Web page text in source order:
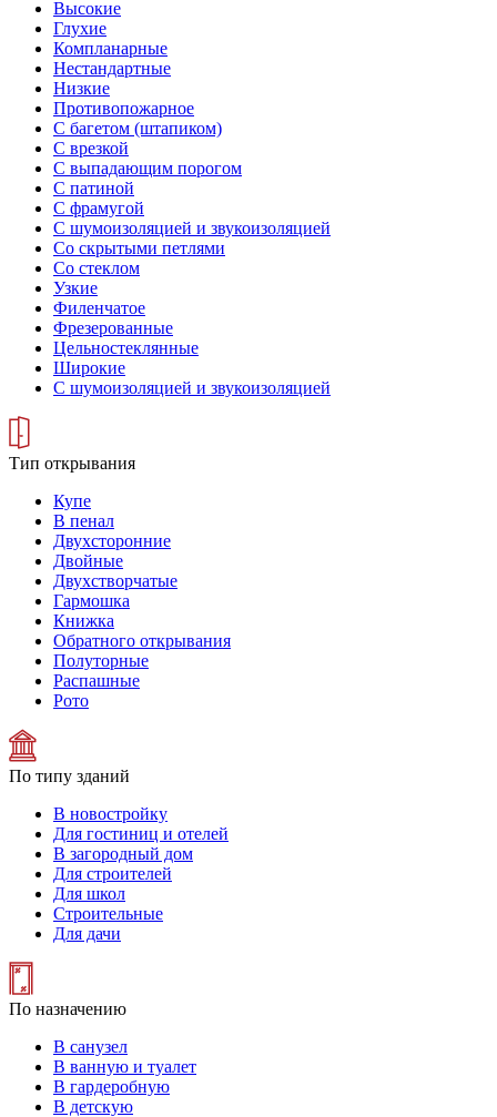
Высокие
Глухие
Компланарные
Нестандартные
Низкие
Противопожарное
С багетом (штапиком)
С врезкой
С выпадающим порогом
С патиной
С фрамугой
С шумоизоляцией и звукоизоляцией
Со скрытыми петлями
Со стеклом
Узкие
Филенчатое
Фрезерованные
Цельностеклянные
Широкие
С шумоизоляцией и звукоизоляцией
Тип открывания
Купе
В пенал
Двухсторонние
Двойные
Двухстворчатые
Гармошка
Книжка
Обратного открывания
Полуторные
Распашные
Рото
По типу зданий
В новостройку
Для гостиниц и отелей
В загородный дом
Для строителей
Для школ
Строительные
Для дачи
По назначению
В санузел
В ванную и туалет
В гардеробную
В детскую